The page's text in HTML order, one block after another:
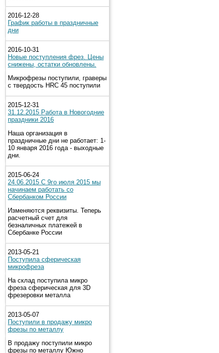
2016-12-28
График работы в праздничные
дни
2016-10-31
Новые поступления фрез. Цены
снижены, остатки обновлены.
Микрофрезы поступили, граверы
с твердость HRC 45 поступили
2015-12-31
31.12.2015 Работа в Новогодние
праздники 2016
Наша организация в
праздничные дни не работает: 1-
10 января 2016 года - выходные
дни.
2015-06-24
24.06.2015 С 9го июля 2015 мы
начинаем работать со
Сбербанком России
Изменяются реквизиты. Теперь
расчетный счет для
безналичных платежей в
Сбербанке России
2013-05-21
Поступила сферическая
микрофреза
На склад поступила микро
фреза сферическая для 3D
фрезеровки металла
2013-05-07
Поступили в продажу микро
фрезы по металлу
В продажу поступили микро
фрезы по металлу Южно